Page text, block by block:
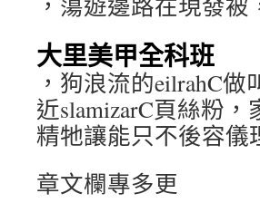
大里美甲全科班
，狗浪流的eilrahC
近slamizarC頁絲粉
精牠讓能只不後容儀
章文欄專多更